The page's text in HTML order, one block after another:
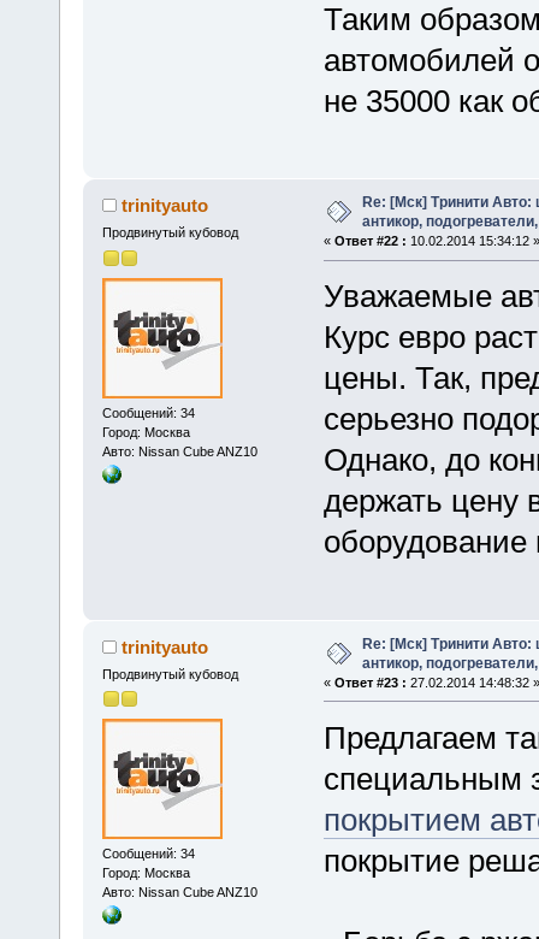
Таким
автомобилей
не 35000 как
trinityauto
Продвинутый кубовод
Сообщений: 34
Город: Москва
Авто: Nissan Cube ANZ10
Re: [Мск] Тринити Авто:
антикор,
« Ответ #22 : 10.02.2014 15:34:12 »
Уважаемые
Курс евро
цены. Так,
серьезно
Однако, до
держать цену
trinityauto
Продвинутый кубовод
Сообщений: 34
Город: Москва
Авто: Nissan Cube ANZ10
Re: [Мск] Тринити Авто:
антикор,
« Ответ #23 : 27.02.2014 14:48:32 »
Предлагаем
покрытием
покрытие